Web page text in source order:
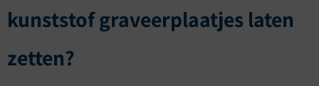
kunststof graveerplaatjes laten
zetten?